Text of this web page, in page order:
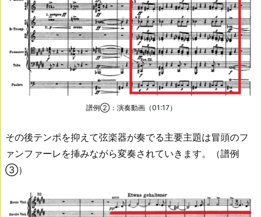
譜例②：演奏動画（01:17）
その後テンポを抑えて弦楽器が奏でる主要主題は冒頭のフ
ァンファーレを挿みながら変奏されていきます。（譜例
③）